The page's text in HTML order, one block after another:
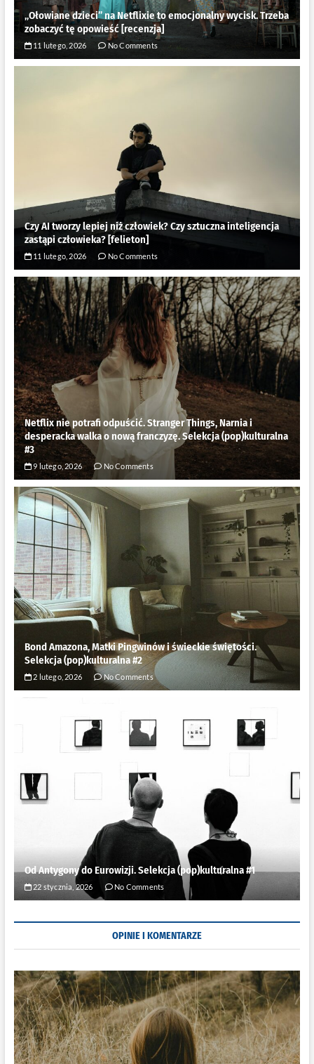
„Ołowiane dzieci” na Netflixie to emocjonalny wycisk. Trzeba
zobaczyć tę opowieść [recenzja]
11 lutego, 2026 No Comments
Czy AI tworzy lepiej niż człowiek? Czy sztuczna inteligencja
zastąpi człowieka? [felieton]
11 lutego, 2026 No Comments
Netflix nie potrafi odpuścić. Stranger Things, Narnia i
desperacka walka o nową franczyzę. Selekcja (pop)kulturalna
#3
9 lutego, 2026 No Comments
Bond Amazona, Matki Pingwinów i świeckie świętości.
Selekcja (pop)kulturalna #2
2 lutego, 2026 No Comments
Od Antygony do Eurowizji. Selekcja (pop)kulturalna #1
22 stycznia, 2026 No Comments
OPINIE I KOMENTARZE